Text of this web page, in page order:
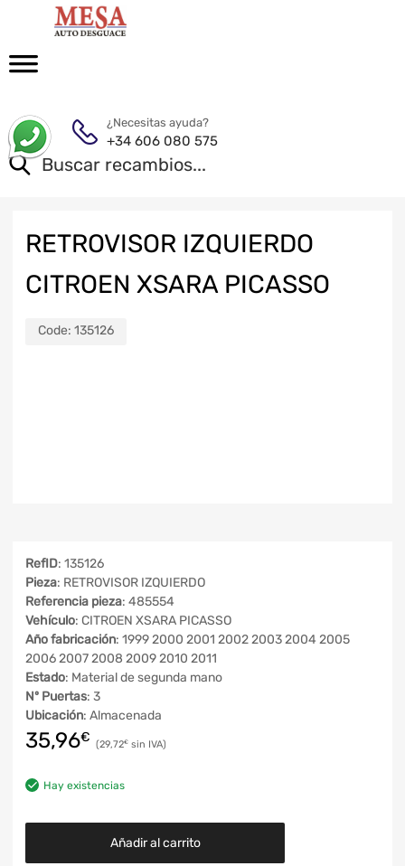
¿Necesitas ayuda?
+34 606 080 575
RETROVISOR IZQUIERDO
CITROEN XSARA PICASSO
Code: 135126
RefID: 135126
Pieza: RETROVISOR IZQUIERDO
Referencia pieza: 485554
Vehículo: CITROEN XSARA PICASSO
Año fabricación: 1999 2000 2001 2002 2003 2004 2005
2006 2007 2008 2009 2010 2011
Estado: Material de segunda mano
Nº Puertas: 3
Ubicación: Almacenada
35,96€ 29,72€
Hay existencias
Añadir al carrito